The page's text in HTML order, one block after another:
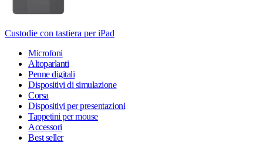
Custodie con tastiera per iPad
Microfoni
Altoparlanti
Penne digitali
Dispositivi di simulazione
Corsa
Dispositivi per presentazioni
Tappetini per mouse
Accessori
Best seller